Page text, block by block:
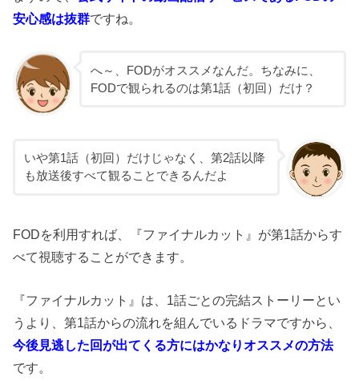
安心感は抜群ですね。
へ～、FODがオススメなんだ。ちなみに、
FODで観られるのは第1話（初回）だけ？
いや第1話（初回）だけじゃなく、第2話以降
も放送後すべて観ることできるんだよ
FODを利用すれば、『ファイナルカット』が第1話からす
べて視聴することができます。
『ファイナルカット』は、1話ごとの完結ストーリーとい
うより、第1話からの流れを組んでいるドラマですから、
今後見逃した回が出てくる方にはかなりオススメの方法
です。